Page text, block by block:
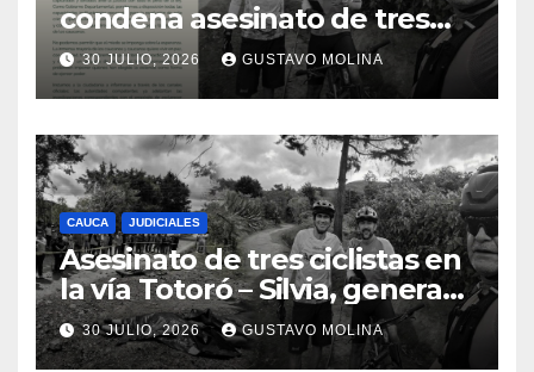
condena asesinato de tres
ciudadanos y exige medidas
urgentes al Gobierno
Nacional
30 JULIO, 2026 GUSTAVO MOLINA
CAUCA JUDICIALES
Asesinato de tres ciclistas en
la vía Totoró – Silvia, genera
consternación en el Cauca
30 JULIO, 2026 GUSTAVO MOLINA